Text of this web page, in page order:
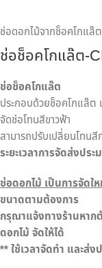
ช่อดอกไม้จากช็อคโกแล๊ต
ช่อช็อคโกแล๊ต-
ช่อช็อคโกแล๊ต
ประกอบด้วยช็อคโกแล๊ต
จัดช่อโทนสีขาวฟ้า
สามารถปรับเปลี่ยนโทนสี
ระยะเวลาการจัดส่งปร
ช่อดอกไม้ เป็นการจัดใ
ขนาดตามต้องการ
กรุณาแจ้งทางร้านหาก
ดอกไม้ จัดให้ได้
**ใช้เวลาจัดทำ และส่ง